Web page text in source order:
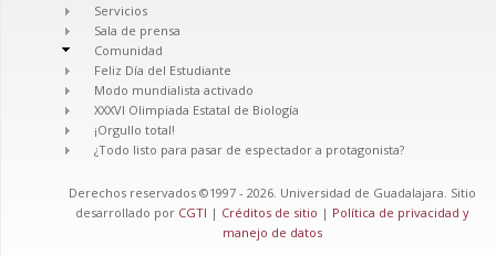
Servicios
Sala de prensa
Comunidad
Feliz Día del Estudiante
Modo mundialista activado
XXXVI Olimpiada Estatal de Biología
¡Orgullo total!
¿Todo listo para pasar de espectador a protagonista?
Derechos reservados ©1997 - 2026. Universidad de Guadalajara. Sitio
desarrollado por CGTI | Créditos de sitio | Política de privacidad y
manejo de datos